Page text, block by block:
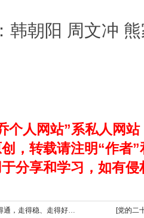
韩朝阳 周文冲
个人网站”系私人网
，转载请注明“作者
分享和学习，如有
[党的二